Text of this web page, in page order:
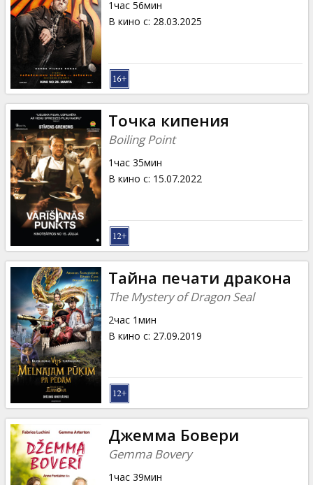
Кинозакуски
B2B
Клуб
1час 56мин
В кино с: 28.03.2025
Точка кипения
Boiling Point
1час 35мин
В кино с: 15.07.2022
Тайна печати дракона
The Mystery of Dragon Seal
2час 1мин
В кино с: 27.09.2019
Джемма Бовери
Gemma Bovery
1час 39мин